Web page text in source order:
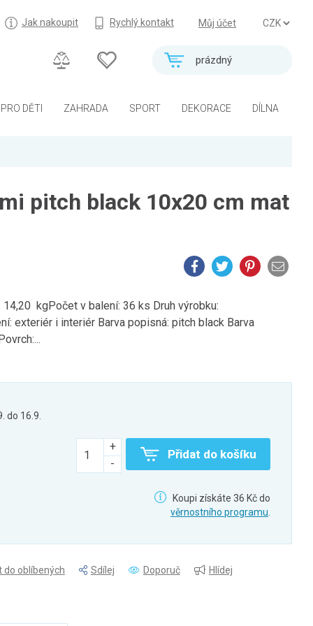
Můj účet
Jak nakoupit Rychlý kontakt
prázdný
PRO DĚTI ZAHRADA SPORT DEKORACE DÍLNA
pitch black 10x20 cm mat
14,20 kgPočet v balení: 36 ks Druh výrobku:
exteriér i interiér Barva popisná: pitch black Barva
do 16.9.
Přidat do košíku
Koupi získáte 36 Kč do
věrnostního programu
do oblíbených Sdílej Doporuč
Hlídej